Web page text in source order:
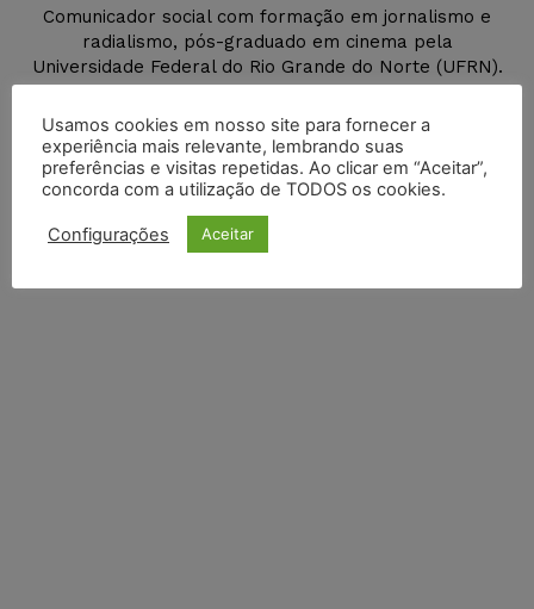
Comunicador social com formação em jornalismo e
radialismo, pós-graduado em cinema pela
Universidade Federal do Rio Grande do Norte (UFRN).
DEIXE UM COMENTÁRIO
Usamos cookies em nosso site para fornecer a
experiência mais relevante, lembrando suas
preferências e visitas repetidas. Ao clicar em “Aceitar”,
concorda com a utilização de TODOS os cookies.
Configurações Aceitar